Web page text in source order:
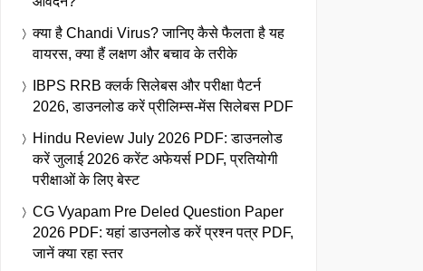
क्या है Chandi Virus? जानिए कैसे फैलता है यह
वायरस, क्या हैं लक्षण और बचाव के तरीके
IBPS RRB क्लर्क सिलेबस और परीक्षा पैटर्न
2026, डाउनलोड करें प्रीलिम्स-मेंस सिलेबस PDF
Hindu Review July 2026 PDF: डाउनलोड
करें जुलाई 2026 करेंट अफेयर्स PDF, प्रतियोगी
परीक्षाओं के लिए बेस्ट
CG Vyapam Pre Deled Question Paper
2026 PDF: यहां डाउनलोड करें प्रश्न पत्र PDF,
जानें क्या रहा स्तर